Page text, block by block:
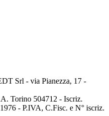
Srl - via Pianezza, 17 -
Torino 504712 - Iscriz.
- P.IVA, C.Fisc. e N° iscriz.